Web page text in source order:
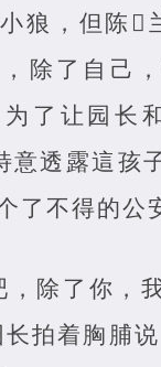
狼，但陈‌
除了自己
了让园长
意透露這孩
了不得的公
，除了你，
长拍着胸脯